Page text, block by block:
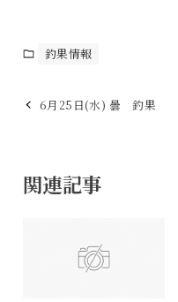
釣果情報
6月25日(水) 曇 釣果
関連記事